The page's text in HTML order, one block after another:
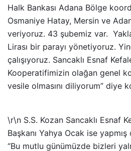
Halk Bankası Adana Bölge
Osmaniye Hatay, Mersin ve
veriyoruz. 43 şubemiz var.
Lirası bir parayı yönetiyoruz.
çalışıyoruz. Sancaklı Esnaf
Kooperatifimizin olağan genel
vesile olmasını diliyorum” diye
\r\n S.S. Kozan Sancaklı Esnaf
Başkanı Yahya Ocak ise
“Bu mutlu günümüzde bizleri